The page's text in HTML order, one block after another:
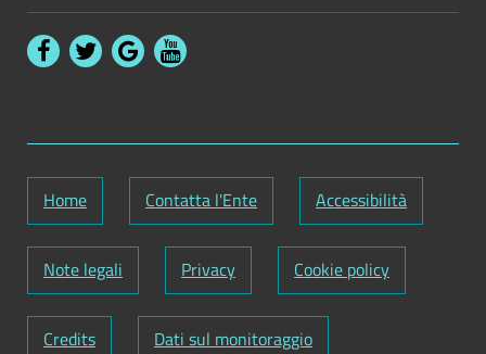
Home Contatta l'Ente Accessibilità
Note legali Privacy Cookie policy
Credits Dati sul monitoraggio